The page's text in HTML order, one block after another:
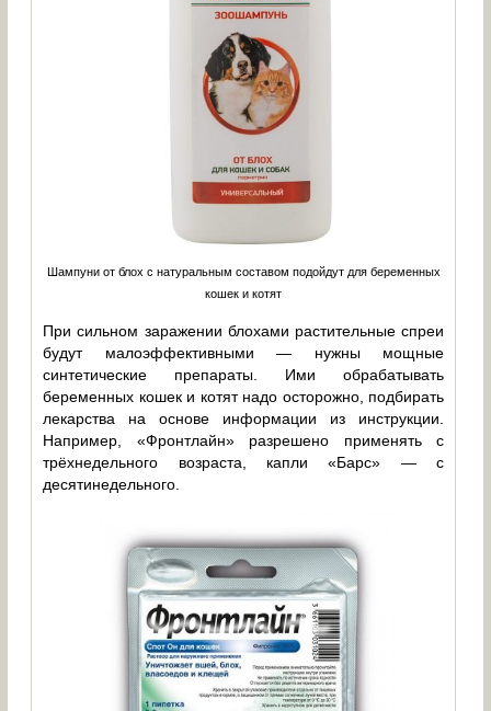
Шампуни от блох с натуральным составом подойдут для беременных
кошек и котят
При сильном заражении блохами растительные спреи
будут малоэффективными — нужны мощные
синтетические препараты. Ими обрабатывать
беременных кошек и котят надо осторожно, подбирать
лекарства на основе информации из инструкции.
Например, «Фронтлайн» разрешено применять с
трёхнедельного возраста, капли «Барс» — с
десятинедельного.